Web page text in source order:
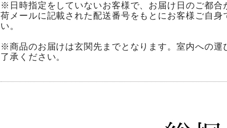
※日時指定をしていないお客様で、お届け日のご都合
荷メールに記載された配送番号をもとにお客様ご自身
い。
※商品のお届けは玄関先までとなります。室内への運
了承ください。